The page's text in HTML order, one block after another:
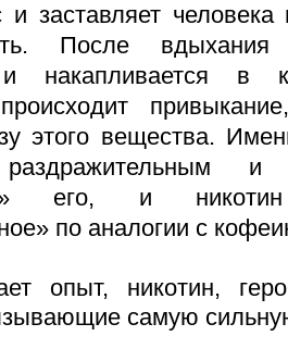
и заставляет
После вдыхания
и накапливается в
этого вещества.
раздражительным
его, и
по аналогии с
опыт, никотин,
самую